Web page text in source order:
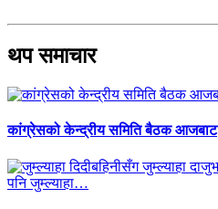
थप समाचार
कांग्रेसको केन्द्रीय समिति बैठक आजबाट